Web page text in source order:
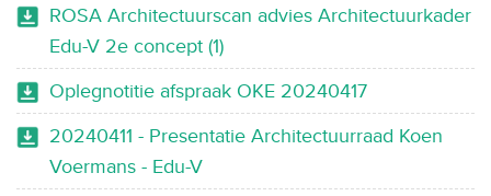
ROSA Architectuurscan advies Architectuurkader
Edu-V 2e concept (1)
Oplegnotitie afspraak OKE 20240417
20240411 - Presentatie Architectuurraad Koen
Voermans - Edu-V